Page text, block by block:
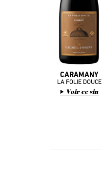
CARAMANY
LA FOLIE DOUCE
Voir ce vin